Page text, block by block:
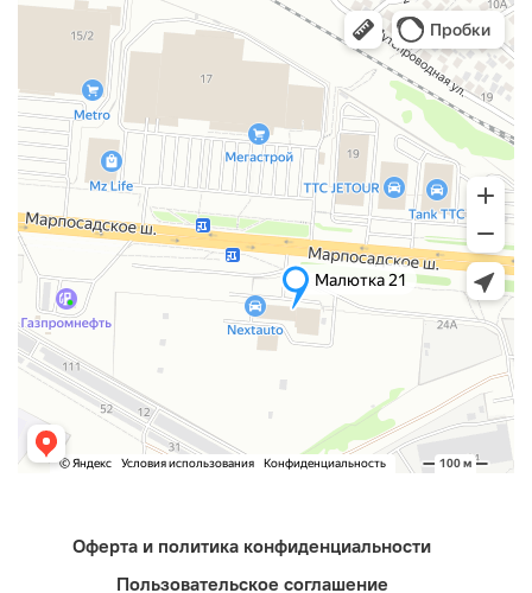
Оферта и политика конфиденциальности
Пользовательское соглашение